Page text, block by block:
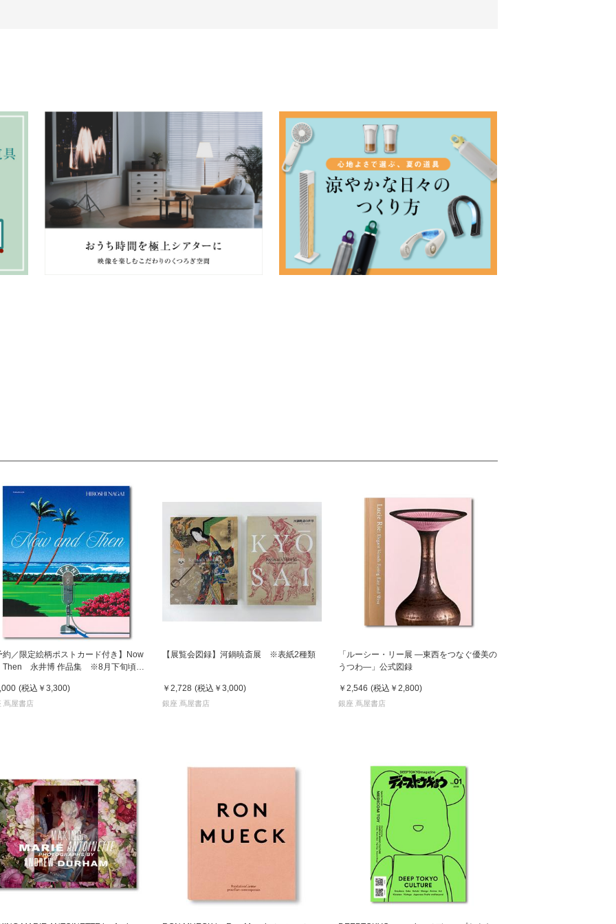
約／限定絵柄ポストカード付き】Now
Then 永井博 作品集 ※8月下旬頃の
(税込 ￥3,300)
蔦屋書店
【展覧会図録】河鍋暁斎展 ※表紙2種類
￥2,728 (税込 ￥3,000)
銀座 蔦屋書店
「ルーシー・リー展 ―東西をつなぐ優美の
うつわ―」公式図録
￥2,546 (税込 ￥2,800)
銀座 蔦屋書店